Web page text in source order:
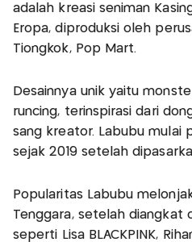
adalah kreasi seniman
Eropa, diproduksi oleh
Tiongkok, Pop Mart.
Desainnya unik yaitu
runcing, terinspirasi dari
sang kreator. Labubu mulai
sejak 2019 setelah
Popularitas Labubu
Tenggara, setelah diangkat
seperti Lisa BLACKPINK,